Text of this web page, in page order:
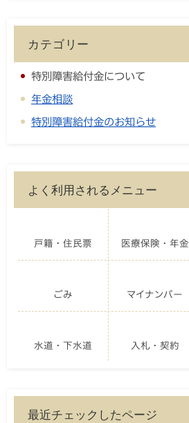
カテゴリー
特別障害給付金について
年金相談
特別障害給付金のお知らせ
よく利用されるメニュー
戸籍・住民票 医療保険・年金
ごみ マイナンバー
水道・下水道 入札・契約
最近チェックしたページ